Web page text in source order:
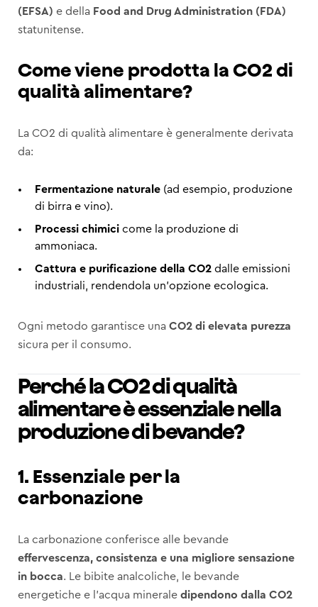
(EFSA) e della Food and Drug Administration (FDA)
statunitense.
Come viene prodotta la CO2 di
qualità alimentare?
La CO2 di qualità alimentare è generalmente derivata
da:
Fermentazione naturale(ad esempio, produzione
di birra e vino).
Processi chimicicome la produzione di
ammoniaca.
Cattura e purificazione della CO2dalle emissioni
industriali, rendendola un’opzione ecologica.
Ogni metodo garantisce una CO2 di elevata purezza
sicura per il consumo.
Perché la CO2 di qualità
alimentare è essenziale nella
produzione di bevande?
1. Essenziale per la
carbonazione
La carbonazione conferisce alle bevande
effervescenza, consistenza e una migliore sensazione
in bocca. Le bibite analcoliche, le bevande
energetiche e l’acqua minerale dipendono dalla CO2